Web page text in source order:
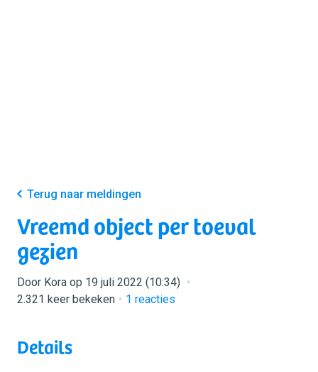
Terug naar meldingen
Vreemd object per toeval
gezien
Door Kora op 19 juli 2022 (10:34)
2.321 keer bekeken
1 reacties
Details